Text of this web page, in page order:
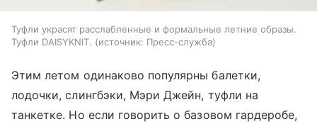
Туфли украсят расслабленные и формальные летние образы.
Туфли DAISYKNIT.
источник: Пресс-служба
Этим летом одинаково популярны балетки,
лодочки, слингбэки, Мэри Джейн, туфли на
танкетке. Но если говорить о базовом гардеробе,